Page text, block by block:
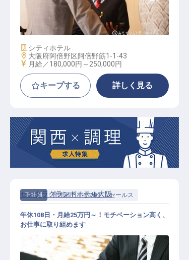
オペレーター
施設業態
シティホテル
勤務地
大阪府阿倍野区阿倍野筋1-1-43
給与
月給／180,000円～ 250,000円
キープする 詳しく見る
正社員 管理部門・その他 セールス
センタラグランドホテル大阪
年休108日・月給25万円～！モチベーション高く、
お仕事に取り組めます